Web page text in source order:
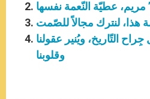
مريم، عطيّة النّعمة نفسها
هذا، لنترك مجالاً للصّمت
جِراح التّاريخ، ويُنير عقولنا
وقلوبنا